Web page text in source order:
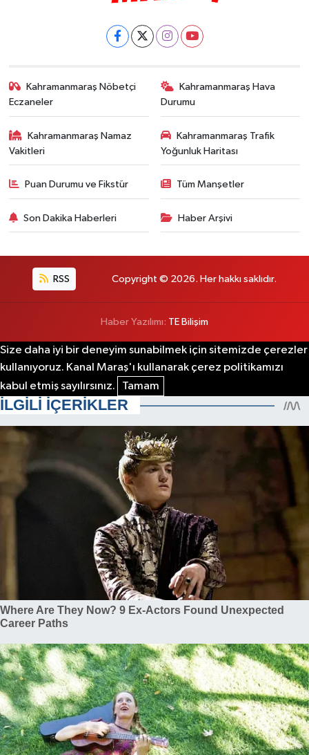
Kahramanmaraş Nöbetçi
Eczaneler
Kahramanmaraş Hava
Durumu
Kahramanmaraş Namaz
Vakitleri
Kahramanmaraş Trafik
Yoğunluk Haritası
Puan Durumu ve Fikstür Tüm Manşetler
Son Dakika Haberleri Haber Arşivi
RSS Copyright © 2026. Her hakkı saklıdır.
Haber Yazılımı: TE Bilişim
Size daha iyi bir deneyim sunabilmek için sitemizde çerezler
kullanıyoruz. Kanal Maraş'ı kullanarak çerez politikamızı
kabul etmiş sayılırsınız.
Tamam